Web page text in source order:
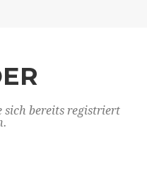
bereits registriert